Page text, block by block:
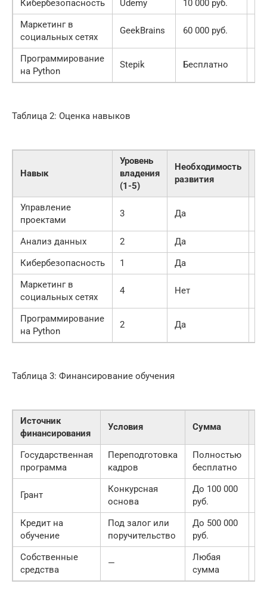
Кибербезопасность Udemy 10 000 руб.
Маркетинг в
социальных сетях
GeekBrains 60 000 руб.
Программирование
на Python
Stepik Бесплатно
Таблица 2: Оценка навыков
Навык
Уровень
владения
(1-5)
Необходимость
развития
Управление
проектами
3 Да
Анализ данных 2 Да
Кибербезопасность
1 Да
Маркетинг в
социальных сетях
4 Нет
Программирование
на Python
2 Да
Таблица 3: Финансирование обучения
Источник
финансирования
Условия Сумма
Государственная
программа
Переподготовка
кадров
Полностью
бесплатно
Грант
Конкурсная
основа
До 100 000
руб.
Кредит на
обучение
Под залог или
поручительство
До 500 000
руб.
Собственные
средства
—
Любая
сумма